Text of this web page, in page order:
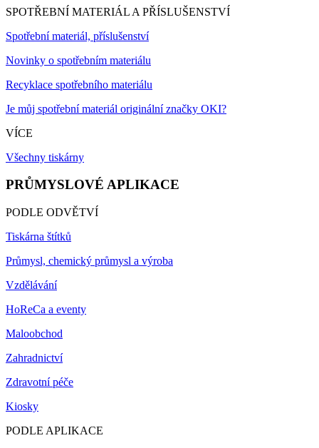
SPOTŘEBNÍ MATERIÁL A PŘÍSLUŠENSTVÍ
Spotřební materiál, příslušenství
Novinky o spotřebním materiálu
Recyklace spotřebního materiálu
Je můj spotřební materiál originální značky OKI?
VÍCE
Všechny tiskárny
PRŮMYSLOVÉ APLIKACE
PODLE ODVĚTVÍ
Tiskárna štítků
Průmysl, chemický průmysl a výroba
Vzdělávání
HoReCa a eventy
Maloobchod
Zahradnictví
Zdravotní péče
Kiosky
PODLE APLIKACE